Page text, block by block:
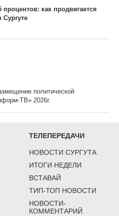
процентов: как продвигается
политической
ТВ» 2026г.
ТЕЛЕПЕРЕДАЧИ
НОВОСТИ СУРГУТА
ИТОГИ НЕДЕЛИ
ВСТАВАЙ
ТИП-ТОП НОВОСТИ
НОВОСТИ-
КОММЕНТАРИЙ